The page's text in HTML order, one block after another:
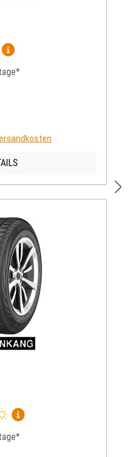
Mehr Informationen zum EU-
Mehr Informationen zum